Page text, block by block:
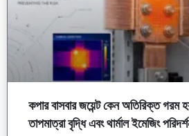
কপার বাসবার জয়েন্ট কেন অতিরিক্ত গরম
তাপমাত্রা বৃদ্ধি এবং থার্মাল ইমেজিং